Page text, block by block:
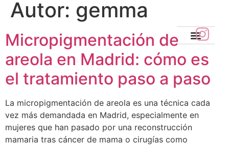
Autor: gemma
Micropigmentación de
areola en Madrid: cómo es
el tratamiento paso a paso
La micropigmentación de areola es una técnica cada
vez más demandada en Madrid, especialmente en
mujeres que han pasado por una reconstrucción
mamaria tras cáncer de mama o cirugías como